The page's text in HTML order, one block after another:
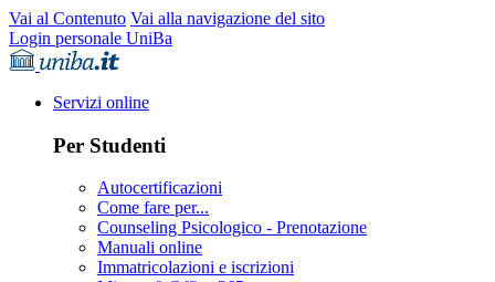
Vai al Contenuto Vai alla navigazione del sito
Login personale UniBa
Servizi online
Per Studenti
Autocertificazioni
Come fare per...
Counseling Psicologico - Prenotazione
Manuali online
Immatricolazioni e iscrizioni